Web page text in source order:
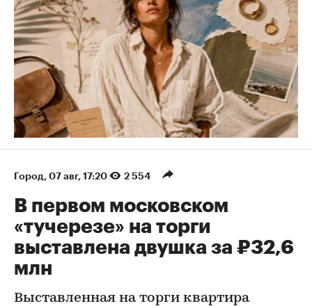
Город 07 авг, 17:20 2 554
В первом московском
«тучерезе» на торги
выставлена двушка за ₽32,6
млн
Выставленная на торги квартира